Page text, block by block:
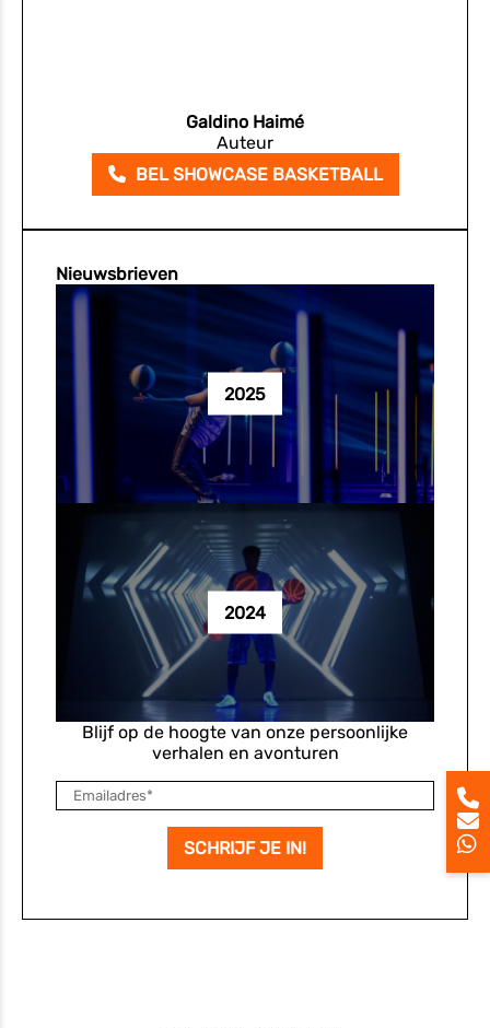
Galdino Haimé
Auteur
BEL SHOWCASE BASKETBALL
Nieuwsbrieven
2025
2024
Blijf op de hoogte van onze persoonlijke
verhalen en avonturen